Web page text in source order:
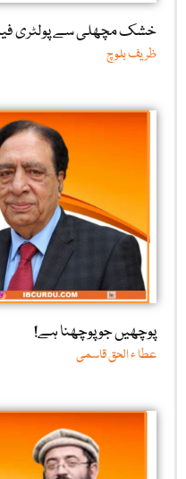
خشک مچھلی سے پولٹری
ظریف بلوچ
پوچھیں جو پوچھنا ہے!
عطا ء الحق قاسمی